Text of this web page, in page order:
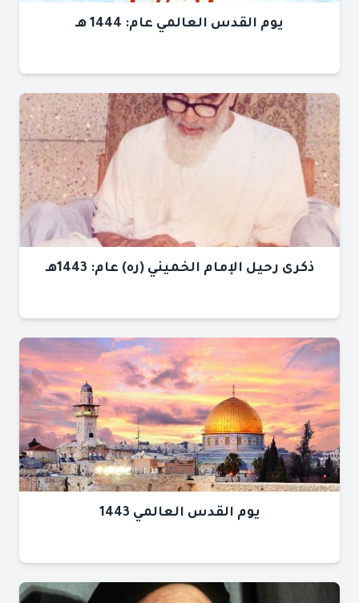
يوم القدس العالمي عام: 1444 هـ
ذكرى رحيل الإمام الخميني (ره) عام: 1443هـ
يوم القدس العالمي 1443